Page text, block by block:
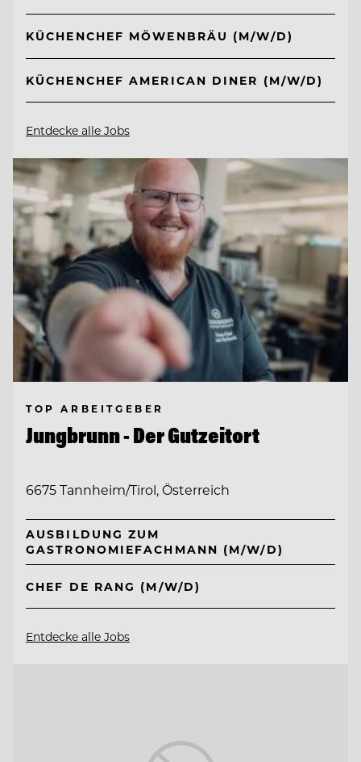
KÜCHENCHEF MÖWENBRÄU (M/W/D)
KÜCHENCHEF AMERICAN DINER (M/W/D)
Entdecke alle Jobs
TOP ARBEITGEBER
Jungbrunn - Der Gutzeitort
6675 Tannheim/Tirol, Österreich
AUSBILDUNG ZUM
GASTRONOMIEFACHMANN (M/W/D)
CHEF DE RANG (M/W/D)
Entdecke alle Jobs